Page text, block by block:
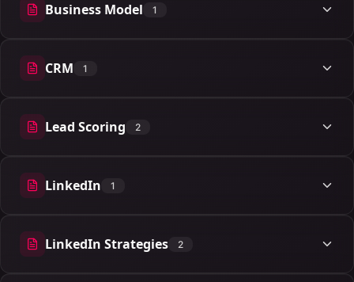
Business Model 1
1 articles
CRM 1
1 articles
Lead Scoring 2
2 articles
LinkedIn 1
1 articles
LinkedIn Strategies 2
2 articles